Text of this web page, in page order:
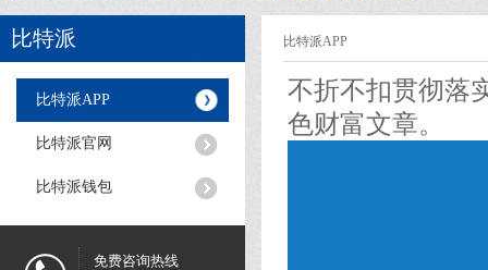
比特派
比特派APP
比特派官网
比特派钱包
免费咨询热线
比特派APP
不折不扣贯彻落
色财富文章。